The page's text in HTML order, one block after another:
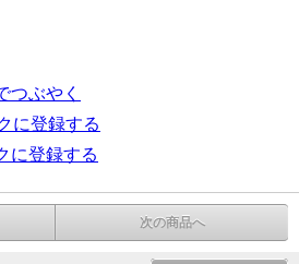
つぶやく
に登録する
に登録する
次の商品へ